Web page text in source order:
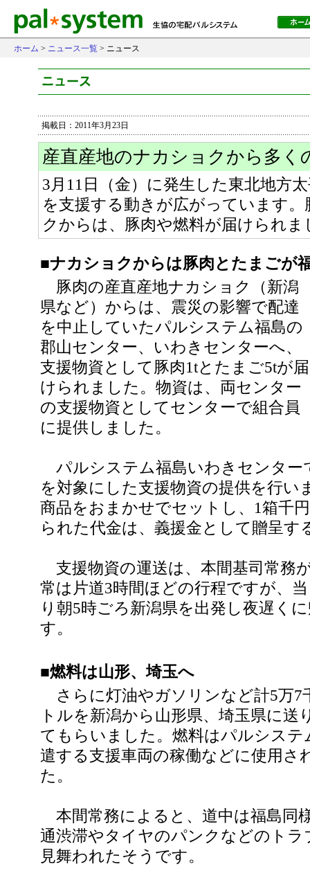
ホーム > ニュース一覧 > ニュース
掲載日：2011年3月23日
産直産地のナカショクから多く
3月11日（金）に発生した東北地方
を支援する動きが広がっています
クからは、豚肉や燃料が届けられま
■ナカショクからは豚肉とたまごが
豚肉の産直産地ナカショク（新潟
県など）からは、震災の影響で配達
を中止していたパルシステム福島の
郡山センター、いわきセンターへ、
支援物資として豚肉1tとたまご5tが届
けられました。物資は、両センター
の支援物資としてセンターで組合員
に提供しました。
パルシステム福島いわきセンター
を対象にした支援物資の提供を行い
商品をおまかせでセットし、1箱千
られた代金は、義援金として贈呈す
支援物資の運送は、本間基司常務
常は片道3時間ほどの行程ですが、
り朝5時ごろ新潟県を出発し夜遅く
す。
■燃料は山形、埼玉へ
さらに灯油やガソリンなど計5万7
トルを新潟から山形県、埼玉県に送
てもらいました。燃料はパルシステ
遣する支援車両の稼働などに使用さ
た。
本間常務によると、道中は福島同
通渋滞やタイヤのパンクなどのトラ
見舞われたそうです。